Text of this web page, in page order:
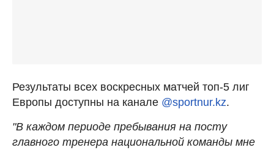
Результаты всех воскресных матчей топ-5 лиг
Европы доступны на канале @sportnur.kz.
"В каждом периоде пребывания на посту
главного тренера национальной команды мне